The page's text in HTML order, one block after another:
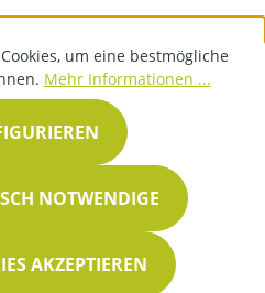
um eine bestmögliche
Mehr Informationen ...
NOTWENDIGE
AKZEPTIEREN